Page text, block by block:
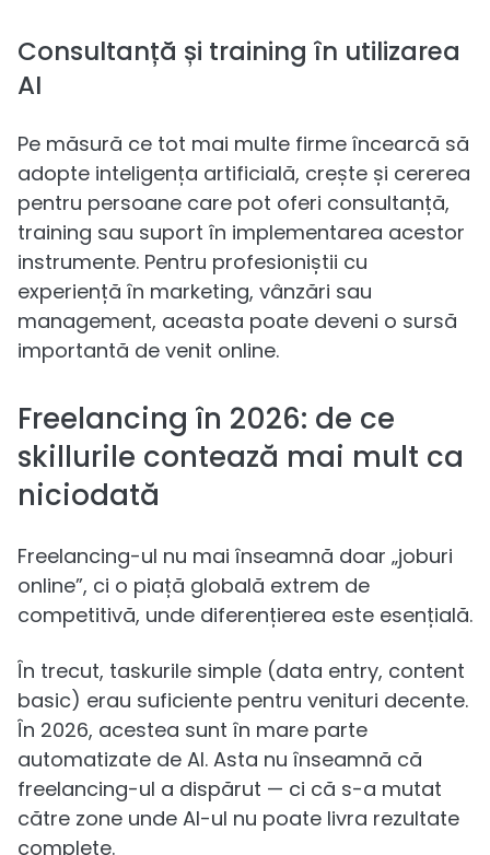
Consultanță și training în utilizarea
AI
Pe măsură ce tot mai multe firme încearcă să
adopte inteligența artificială, crește și cererea
pentru persoane care pot oferi consultanță,
training sau suport în implementarea acestor
instrumente. Pentru profesioniștii cu
experiență în marketing, vânzări sau
management, aceasta poate deveni o sursă
importantă de venit online.
Freelancing în 2026: de ce
skillurile contează mai mult ca
niciodată
Freelancing-ul nu mai înseamnă doar „joburi
online”, ci o piață globală extrem de
competitivă, unde diferențierea este esențială.
În trecut, taskurile simple (data entry, content
basic) erau suficiente pentru venituri decente.
În 2026, acestea sunt în mare parte
automatizate de AI. Asta nu înseamnă că
freelancing-ul a dispărut — ci că s-a mutat
către zone unde AI-ul nu poate livra rezultate
complete.